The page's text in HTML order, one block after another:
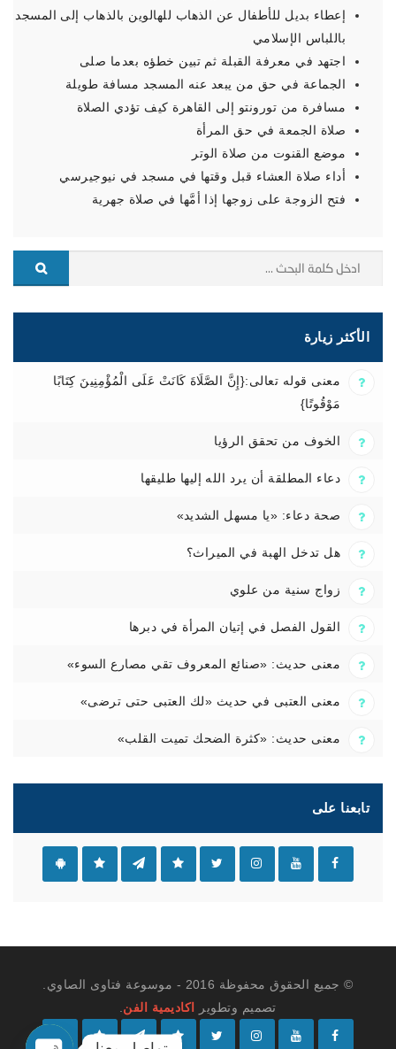
إعطاء بديل للأطفال عن الذهاب للهالوين بالذهاب إلى المسجد
باللباس الإسلامي
اجتهد في معرفة القبلة ثم تبين خطؤه بعدما صلى
الجماعة في حق من يبعد عنه المسجد مسافة طويلة
مسافرة من تورونتو إلى القاهرة كيف تؤدي الصلاة
صلاة الجمعة في حق المرأة
موضع القنوت من صلاة الوتر
أداء صلاة العشاء قبل وقتها في مسجد في نيوجيرسي
فتح الزوجة على زوجها إذا أمَّها في صلاة جهرية
الأكثر زيارة
معنى قوله تعالى:{إِنَّ الصَّلَاةَ كَانَتْ عَلَى الْمُؤْمِنِينَ كِتَابًا
مَوْقُوتًا}
الخوف من تحقق الرؤيا
دعاء المطلقة أن يرد الله إليها طليقها
صحة دعاء: «يا مسهل الشديد»
هل تدخل الهبة في الميراث؟
زواج سنية من علوي
القول الفصل في إتيان المرأة في دبرها
معنى حديث: «صنائع المعروف تقي مصارع السوء»
معنى العتبى في حديث «لك العتبى حتى ترضى»
معنى حديث: «كثرة الضحك تميت القلب»
تابعنا على
© جميع الحقوق محفوظة 2016 - موسوعة فتاوى الصاوي.
تصميم وتطوير
اكاديمية الفن